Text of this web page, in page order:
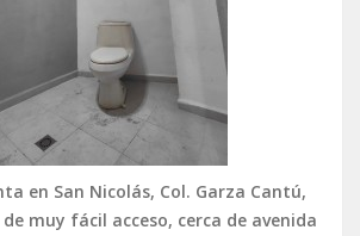
en San Nicolás, Col. Garza Cantú,
muy fácil acceso, cerca de avenida